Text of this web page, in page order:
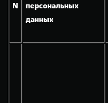
WEY 07
от 6 149 000 ₽
N
персональных
данных